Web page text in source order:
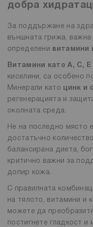
добра
За поддържане на
външната грижа,
определени
витамини
Витамини като A, C, E
киселини, са особено
Минерали като
цинк и
регенерацията и
околната среда.
Не на последно място
достатъчно
балансирана диета,
критично важни за
допир кожа.
С правилната
на тялото, витамини и
можете да
постигнете гладкост